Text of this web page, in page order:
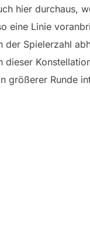
hier durchaus,
eine Linie
Spielerzahl
dieser
größerer Runde